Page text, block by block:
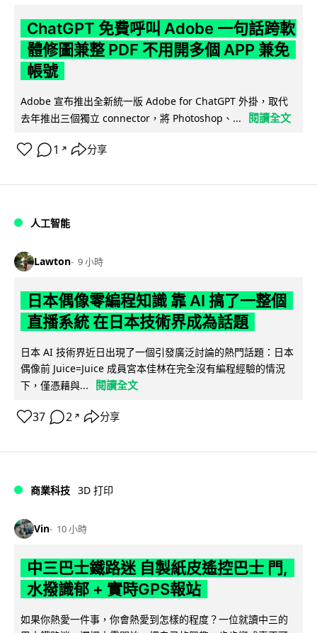
ChatGPT 免費呼叫 Adobe 一句話跨軟
體修圖兼整 PDF 不用開多個 APP 兼免
帳號
Adobe 宣布推出全新統一版 Adobe for ChatGPT 外掛，取代
去年推出三個獨立 connector，將 Photoshop、...
閱讀全文
1 ↗ 分享
人工智能
Lawton 9 小時
日本偶像零編程知識 靠 AI 搞了一整個
直播系統 在日本技術界成為話題
日本 AI 技術界近日出現了一個引發廣泛討論的熱門話題：日本
偶像前 Juice=Juice 成員宮本佳林在完全沒有編程經驗的情況
下，僅憑藉與...
閱讀全文
37 2 ↗ 分享
商業科技 3D 打印
Vin 10 小時
中三巴士鐵路迷 自製紙皮遙控巴士 門,
水撥識郁 + 實時GPS報站
如果你熱愛一件事，你會熱愛到怎樣的程度？一位就讀中三的